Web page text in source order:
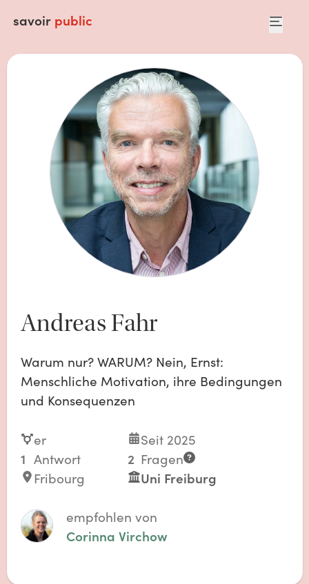
savoir public
Andreas Fahr
Warum nur? WARUM? Nein, Ernst:
Menschliche Motivation, ihre Bedingungen
und Konsequenzen
er
Seit 2025
1 Antwort 2 Fragen
Fribourg
Uni Freiburg
empfohlen von
Corinna Virchow